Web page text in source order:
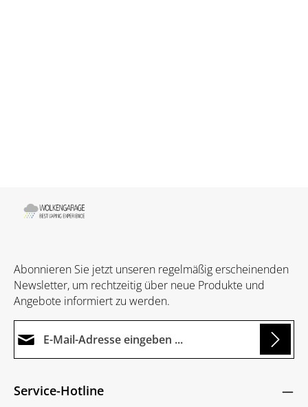
Abonnieren Sie jetzt unseren regelmäßig erscheinenden
Newsletter, um rechtzeitig über neue Produkte und
Angebote informiert zu werden.
Ich habe dieDatenschutzbestimmungen
Die mit einem Stern (*) markierten Felder sind
Service-Hotline